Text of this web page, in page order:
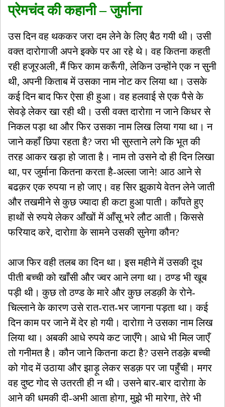
प्रेमचंद की कहानी – जुर्माना
उस दिन वह थककर जरा दम लेने के लिए बैठ गयी थी। उसी
वक्त दारोगाजी अपने इक्के पर आ रहे थे। वह कितना कहती
रही हजूरअली, मैं फिर काम करूँगी, लेकिन उन्होंने एक न सुनी
थी, अपनी किताब में उसका नाम नोट कर लिया था। उसके
कई दिन बाद फिर ऐसा ही हुआ। वह हलवाई से एक पैसे के
सेवड़े लेकर खा रही थी। उसी वक्त दारोग़ा न जाने किधर से
निकल पड़ा था और फिर उसका नाम लिख लिया गया था। न
जाने कहाँ छिपा रहता है? जरा भी सुस्ताने लगे कि भूत की
तरह आकर खड़ा हो जाता है। नाम तो उसने दो ही दिन लिखा
था, पर जुर्माना कितना करता है-अल्ला जाने! आठ आने से
बढक़र एक रुपया न हो जाए। वह सिर झुकाये वेतन लेने जाती
और तखमीने से कुछ ज्यादा ही कटा हुआ पाती। काँपते हुए
हाथों से रुपये लेकर आँखों में आँसू भरे लौट आती। किससे
फरियाद करे, दारोग़ा के सामने उसकी सुनेगा कौन?
आज फिर वही तलब का दिन था। इस महीने में उसकी दूध
पीती बच्ची को खाँसी और ज्वर आने लगा था। ठण्ड भी खूब
पड़ी थी। कुछ तो ठण्ड के मारे और कुछ लडक़ी के रोने-
चिल्लाने के कारण उसे रात-रात-भर जागना पड़ता था। कई
दिन काम पर जाने में देर हो गयी। दारोग़ा ने उसका नाम लिख
लिया था। अबकी आधे रुपये कट जाएँगे। आधे भी मिल जाएँ
तो गनीमत है। कौन जाने कितना कटा है? उसने तडक़े बच्ची
को गोद में उठाया और झाड़ू लेकर सडक़ पर जा पहुँची। मगर
वह दुष्ट गोद से उतरती ही न थी। उसने बार-बार दारोग़ा के
आने की धमकी दी-अभी आता होगा, मुझे भी मारेगा, तेरे भी